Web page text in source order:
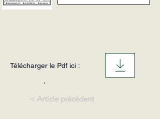
Télécharger le Pdf ici :
.
< Article précédent